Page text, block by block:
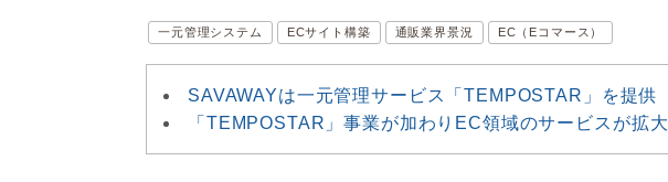
一元管理システム ECサイト構築 通販業界景況 EC（Eコマース）
SAVAWAYは一元管理サービス「TEMPOSTAR」を提供
「TEMPOSTAR」事業が加わりEC領域のサービスが拡大